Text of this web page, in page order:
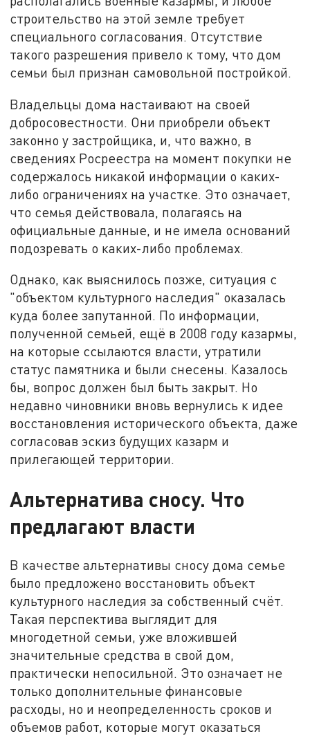
строительство на этой земле требует
специального согласования. Отсутствие
такого разрешения привело к тому, что дом
семьи был признан самовольной постройкой.
Владельцы дома настаивают на своей
добросовестности. Они приобрели объект
законно у застройщика, и, что важно, в
сведениях Росреестра на момент покупки не
содержалось никакой информации о каких-
либо ограничениях на участке. Это означает,
что семья действовала, полагаясь на
официальные данные, и не имела оснований
подозревать о каких-либо проблемах.
Однако, как выяснилось позже, ситуация с
"объектом культурного наследия" оказалась
куда более запутанной. По информации,
полученной семьей, ещё в 2008 году казармы,
на которые ссылаются власти, утратили
статус памятника и были снесены. Казалось
бы, вопрос должен был быть закрыт. Но
недавно чиновники вновь вернулись к идее
восстановления исторического объекта, даже
согласовав эскиз будущих казарм и
прилегающей территории.
Альтернатива сносу. Что
предлагают власти
В качестве альтернативы сносу дома семье
было предложено восстановить объект
культурного наследия за собственный счёт.
Такая перспектива выглядит для
многодетной семьи, уже вложившей
значительные средства в свой дом,
практически непосильной. Это означает не
только дополнительные финансовые
расходы, но и неопределенность сроков и
объемов работ, которые могут оказаться